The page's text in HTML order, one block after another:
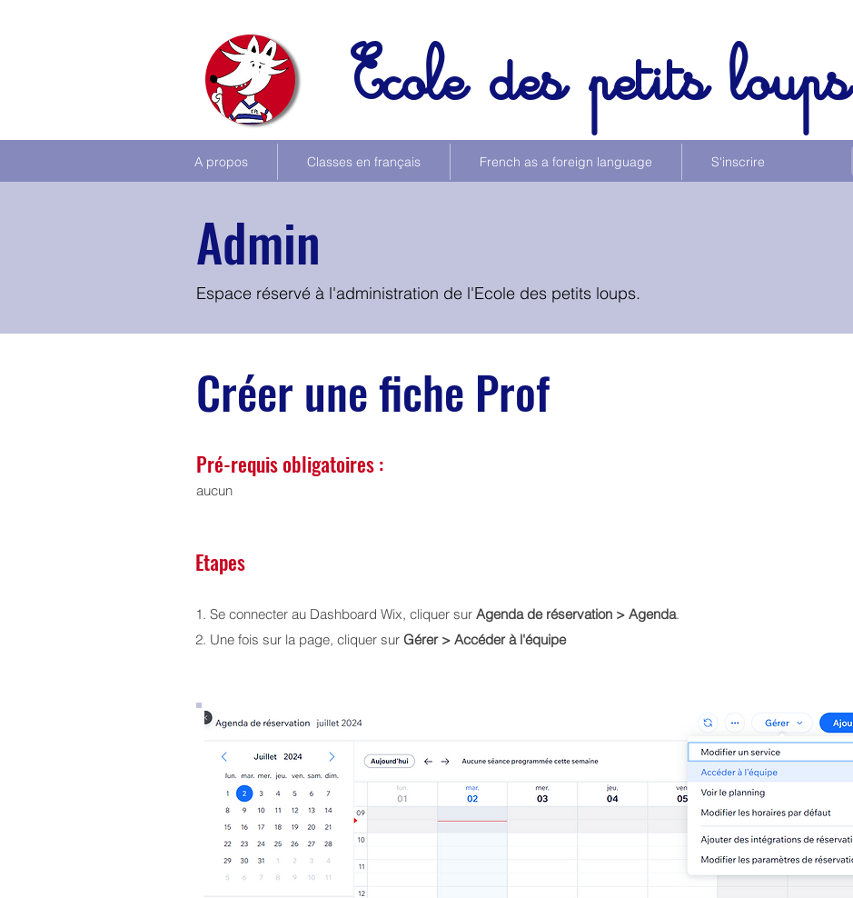
Ecole des petits loups
A propos Classes en français French as a foreign language S'inscrire
Admin
Espace réservé à l'administration de l'Ecole des petits loups.
Créer une fiche Prof
Pré-requis obligatoires :
aucun
Etapes
1. Se connecter au Dashboard Wix, cliquer sur Agenda de réservation > Agenda.
2. Une fois sur la page, cliquer sur Gérer > Accéder à l'équipe